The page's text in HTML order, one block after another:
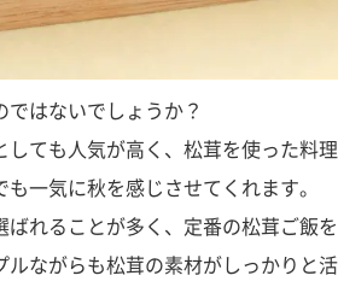
はないでしょうか？
ても人気が高く、松茸を使った料
一気に秋を感じさせてくれます。
れることが多く、定番の松茸ご飯
ながらも松茸の素材がしっかりと